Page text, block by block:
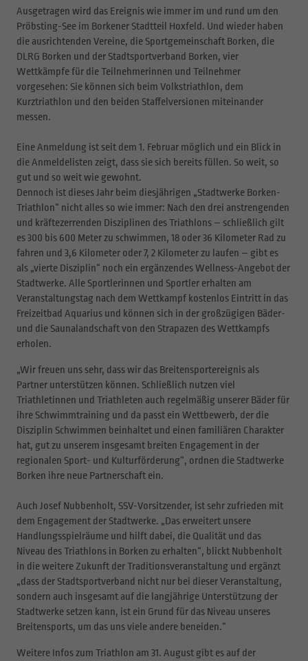
Ausgetragen wird das Ereignis wie immer im und rund um den
Pröbsting-See im Borkener Stadtteil Hoxfeld. Und wieder haben
die ausrichtenden Vereine, die Sportgemeinschaft Borken, die
DLRG Borken und der Stadtsportverband Borken, vier
Wettkämpfe für die Teilnehmerinnen und Teilnehmer
vorgesehen: Sie können sich beim Volkstriathlon, dem
Kurztriathlon und den beiden Staffelversionen miteinander
messen.
Eine Anmeldung ist seit dem 1. Februar möglich und ein Blick in
die Anmeldelisten zeigt, dass sie sich bereits füllen. So weit, so
gut und so weit wie gewohnt.
Dennoch ist dieses Jahr beim diesjährigen „Stadtwerke Borken-
Triathlon“ nicht alles so wie immer: Nach den drei anstrengenden
und kräftezerrenden Disziplinen des Triathlons – schließlich gilt
es 300 bis 600 Meter zu schwimmen, 18 oder 36 Kilometer Rad zu
fahren und 3,6 Kilometer oder 7, 2 Kilometer zu laufen – gibt es
als „vierte Disziplin“ noch ein ergänzendes Wellness-Angebot der
Stadtwerke. Alle Sportlerinnen und Sportler erhalten am
Veranstaltungstag nach dem Wettkampf kostenlos Eintritt in das
Freizeitbad Aquarius und können sich in der großzügigen Bäder-
und die Saunalandschaft von den Strapazen des Wettkampfs
erholen.
„Wir freuen uns sehr, dass wir das Breitensportereignis als
Partner unterstützen können. Schließlich nutzen viel
Triathletinnen und Triathleten auch regelmäßig unserer Bäder für
ihre Schwimmtraining und da passt ein Wettbewerb, der die
Disziplin Schwimmen beinhaltet und einen familiären Charakter
hat, gut zu unserem insgesamt breiten Engagement in der
regionalen Sport- und Kulturförderung“, ordnen die Stadtwerke
Borken ihre neue Partnerschaft ein.
Auch Josef Nubbenholt, SSV-Vorsitzender, ist sehr zufrieden mit
dem Engagement der Stadtwerke. „Das erweitert unsere
Handlungsspielräume und hilft dabei, die Qualität und das
Niveau des Triathlons in Borken zu erhalten“, blickt Nubbenholt
in die weitere Zukunft der Traditionsveranstaltung und ergänzt
„dass der Stadtsportverband nicht nur bei dieser Veranstaltung,
sondern auch insgesamt auf die langjährige Unterstützung der
Stadtwerke setzen kann, ist ein Grund für das Niveau unseres
Breitensports, um das uns viele andere beneiden.“
Weitere Infos zum Triathlon am 31. August gibt es auf der